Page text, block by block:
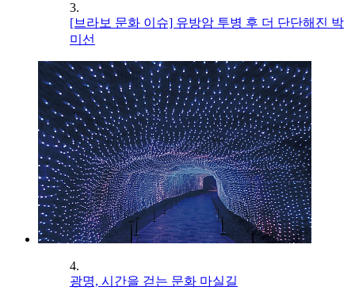
3.
[브라보 문화 이슈] 유방암 투병 후 더 단단해진 박
미선
4.
광명, 시간을 걷는 문화 마실길